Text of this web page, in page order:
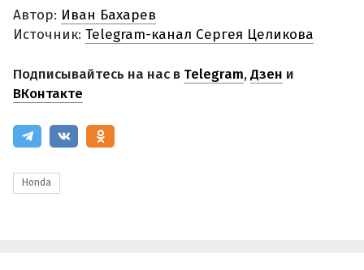
Автор: Иван Бахарев
Источник: Telegram-канал Сергея Целикова
Подписывайтесь на нас в Telegram,Дзен и
ВКонтакте
Honda